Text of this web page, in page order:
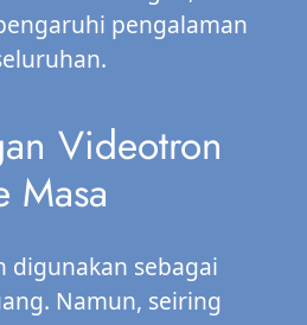
pengalaman
Videotron
Masa
digunakan sebagai
Namun, seiring